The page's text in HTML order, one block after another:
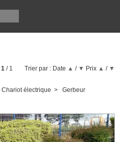
Chariot électrique
Gerbeur
Trier par : Date ▲ / ▼ Prix ▲ / ▼
1 / 1